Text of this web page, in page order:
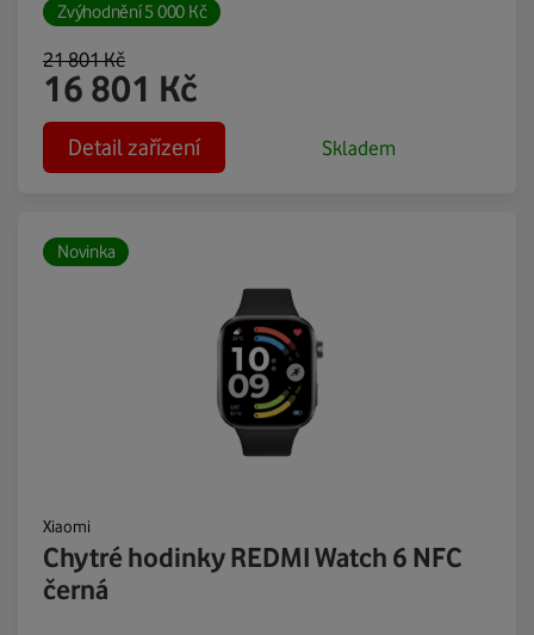
Zvýhodnění5 000 Kč
21 801Kč
16 801 Kč
Detail zařízení Skladem
Novinka
Xiaomi
Chytré hodinky REDMI Watch 6 NFC
černá